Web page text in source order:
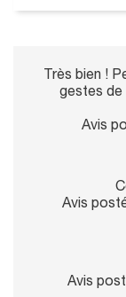
Très bien !
gestes de
Avis
Avis
Avis